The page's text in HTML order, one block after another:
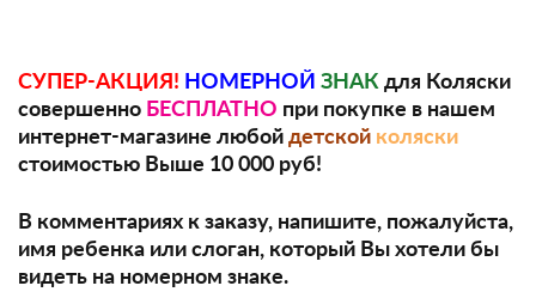
СУПЕР-АКЦИЯ! НОМЕРНОЙ ЗНАК для Коляски
совершенно БЕСПЛАТНО при покупке в нашем
интернет-магазине любой детской коляски
стоимостью Выше 10 000 руб!
В комментариях к заказу, напишите, пожалуйста,
имя ребенка или слоган, который Вы хотели бы
видеть на номерном знаке.